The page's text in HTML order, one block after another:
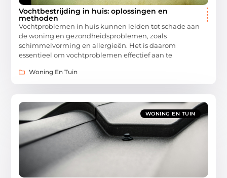
Vochtbestrijding in huis: oplossingen en
methoden
Vochtproblemen in huis kunnen leiden tot schade aan
de woning en gezondheidsproblemen, zoals
schimmelvorming en allergieën. Het is daarom
essentieel om vochtproblemen effectief aan te
Woning En Tuin
WONING EN TUIN